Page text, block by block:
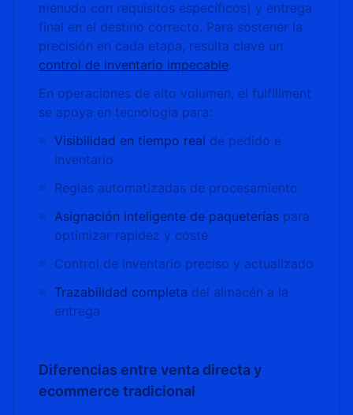
menudo con requisitos específicos) y entrega
final en el destino correcto. Para sostener la
precisión en cada etapa, resulta clave un
control de inventario impecable.
En operaciones de alto volumen, el fulfillment
se apoya en tecnología para:
Visibilidad en tiempo real de pedido e
inventario
Reglas automatizadas de procesamiento
Asignación inteligente de paqueterías para
optimizar rapidez y coste
Control de inventario preciso y actualizado
Trazabilidad completa del almacén a la
entrega
Diferencias entre venta directa y
ecommerce tradicional